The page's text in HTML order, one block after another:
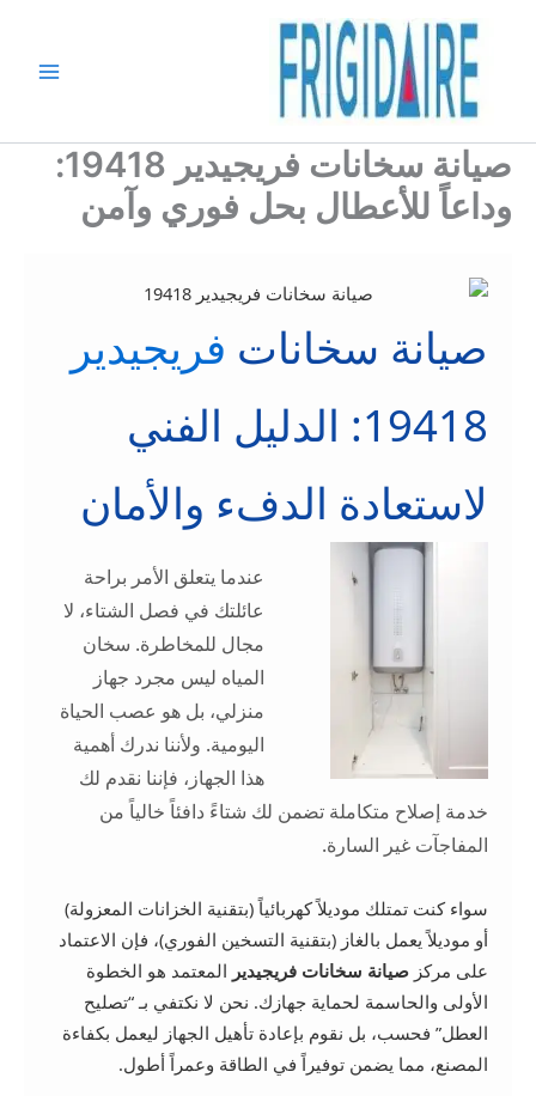
المحتوى
صيانة سخانات فريجيدير 19418:
وداعاً للأعطال بحل فوري وآمن
صيانة سخانات فريجيدير
19418: الدليل الفني
لاستعادة الدفء والأمان
عندما يتعلق الأمر براحة
عائلتك في فصل الشتاء، لا
مجال للمخاطرة. سخان
المياه ليس مجرد جهاز
منزلي، بل هو عصب الحياة
اليومية. ولأننا ندرك أهمية
هذا الجهاز، فإننا نقدم لك
خدمة إصلاح متكاملة تضمن لك شتاءً دافئاً خالياً من
المفاجآت غير السارة.
سواء كنت تمتلك موديلاً كهربائياً (بتقنية الخزانات المعزولة)
أو موديلاً يعمل بالغاز (بتقنية التسخين الفوري)، فإن الاعتماد
على مركز صيانة سخانات فريجيدير المعتمد هو الخطوة
الأولى والحاسمة لحماية جهازك. نحن لا نكتفي بـ “تصليح
العطل” فحسب، بل نقوم بإعادة تأهيل الجهاز ليعمل بكفاءة
المصنع، مما يضمن توفيراً في الطاقة وعمراً أطول.